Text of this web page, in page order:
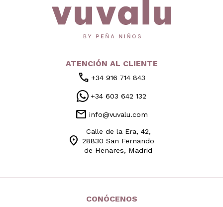
ATENCIÓN AL CLIENTE
call +34 916 714 843
+34 603 642 132
mail info@vuvalu.com
location_on
Calle de la Era, 42,
28830 San Fernando
de Henares, Madrid
CONÓCENOS